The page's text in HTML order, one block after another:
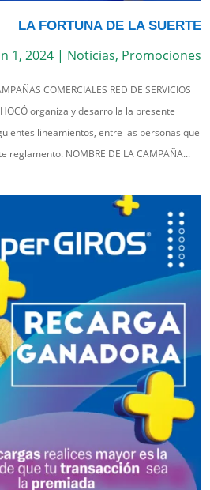
LA FORTUNA DE LA SUERTE
1, 2024| Noticias, Promociones
COMERCIALES RED DE SERVICIOS
organiza y desarrolla la presente
lineamientos, entre las personas que
reglamento. NOMBRE DE LA CAMPAÑA...